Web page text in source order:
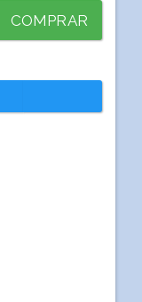
COMPRAR